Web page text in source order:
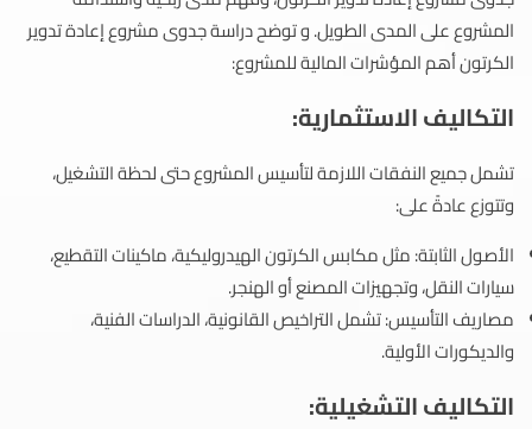
المشروع على المدى الطويل. و توضح دراسة جدوى مشروع إعادة تدوير
الكرتون أهم المؤشرات المالية للمشروع:
التكاليف الاستثمارية:
تشمل جميع النفقات اللازمة لتأسيس المشروع حتى لحظة التشغيل،
وتتوزع عادةً على:
الأصول الثابتة: مثل مكابس الكرتون الهيدروليكية، ماكينات التقطيع،
سيارات النقل، وتجهيزات المصنع أو الهنجر.
مصاريف التأسيس: تشمل التراخيص القانونية، الدراسات الفنية،
والديكورات الأولية.
التكاليف التشغيلية: